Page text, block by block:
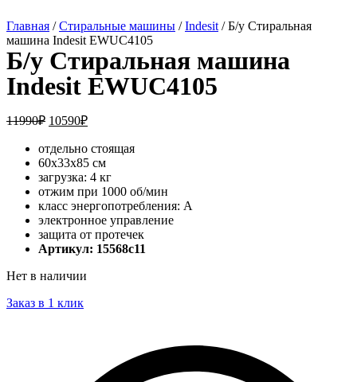
Главная /Стиральные машины /Indesit / Б/у Стиральная
машина Indesit EWUC4105
Б/у Стиральная машина
Indesit EWUC4105
11990₽ 10590₽
отдельно стоящая
60x33x85 см
загрузка: 4 кг
отжим при 1000 об/мин
класс энергопотребления: A
электронное управление
защита от протечек
Артикул: 15568c11
Нет в наличии
Заказ в 1 клик